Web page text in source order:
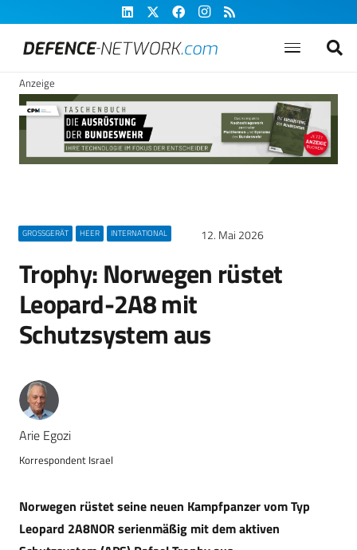
Anzeige
GROSSGERÄT HEER INTERNATIONAL 12. Mai 2026
Trophy: Norwegen rüstet
Leopard-2A8 mit
Schutzsystem aus
Arie Egozi
Korrespondent Israel
Norwegen rüstet seine neuen Kampfpanzer vom Typ
Leopard 2A8NOR serienmäßig mit dem aktiven